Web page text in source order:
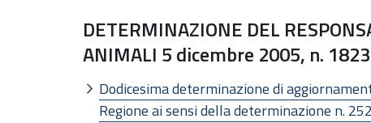
DETERMINAZIONE DEL
ANIMALI 5 dicembre 2005, n.
Dodicesima determinazione di
Regione ai sensi della determinazione n.